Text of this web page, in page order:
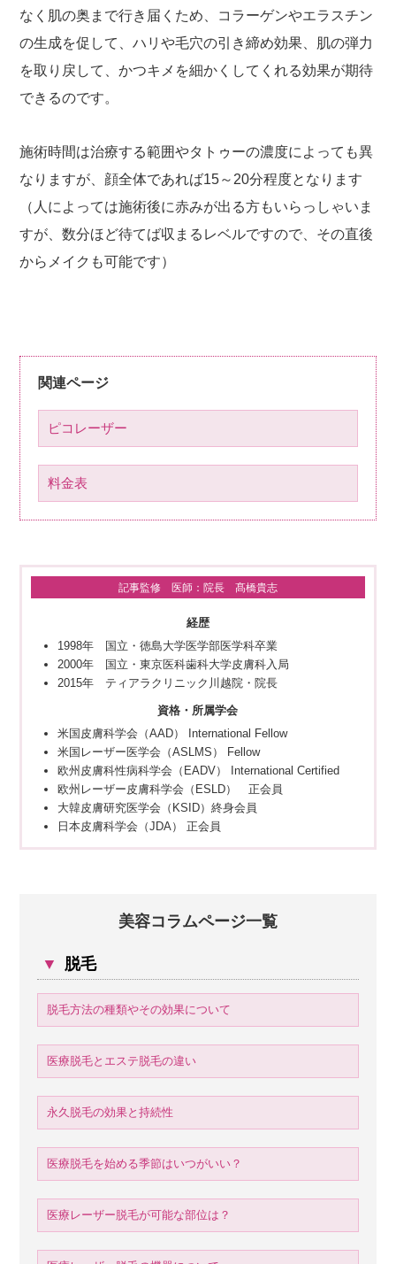
なく肌の奥まで行き届くため、コラーゲンやエラスチン
の生成を促して、ハリや毛穴の引き締め効果、肌の弾力
を取り戻して、かつキメを細かくしてくれる効果が期待
できるのです。
施術時間は治療する範囲やタトゥーの濃度によっても異
なりますが、顔全体であれば15～20分程度となります
（人によっては施術後に赤みが出る方もいらっしゃいま
すが、数分ほど待てば収まるレベルですので、その直後
からメイクも可能です）
関連ページ
ピコレーザー
料金表
記事監修 医師：院長 髙橋貴志
経歴
1998年 国立・徳島大学医学部医学科卒業
2000年 国立・東京医科歯科大学皮膚科入局
2015年 ティアラクリニック川越院・院長
資格・所属学会
米国皮膚科学会（AAD） International Fellow
米国レーザー医学会（ASLMS） Fellow
欧州皮膚科性病科学会（EADV） International Certified
欧州レーザー皮膚科学会（ESLD） 正会員
大韓皮膚研究医学会（KSID）終身会員
日本皮膚科学会（JDA） 正会員
美容コラムページ一覧
▼ 脱毛
脱毛方法の種類やその効果について
医療脱毛とエステ脱毛の違い
永久脱毛の効果と持続性
医療脱毛を始める季節はいつがいい？
医療レーザー脱毛が可能な部位は？